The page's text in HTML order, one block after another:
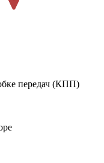
передач (КПП)